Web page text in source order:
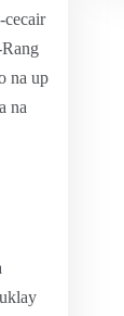
cecair
na up
na